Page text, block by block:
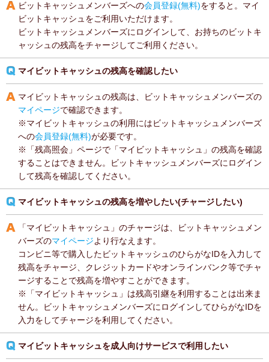
ビットキャッシュメンバーズへの会員登録(無料)をすると。マイ
ビットキャッシュをご利用いただけます。
ビットキャッシュメンバーズにログインして、お持ちのビットキ
ャッシュの残高をチャージしてご利用ください。
マイビットキャッシュの残高を確認したい
マイビットキャッシュの残高は、ビットキャッシュメンバーズの
マイページで確認できます。
※マイビットキャッシュの利用にはビットキャッシュメンバーズ
への会員登録(無料)が必要です。
※「残高照会」ページで「マイビットキャッシュ」の残高を確認
することはできません。ビットキャッシュメンバーズにログイン
して残高を確認してください。
マイビットキャッシュの残高を増やしたい(チャージしたい)
「マイビットキャッシュ」のチャージは、ビットキャッシュメン
バーズのマイページより行なえます。
コンビニ等で購入したビットキャッシュのひらがなIDを入力して
残高をチャージ、クレジットカードやオンラインバンク等でチャ
ージすることで残高を増やすことができます。
※「マイビットキャッシュ」は残高引継を利用することは出来ま
せん。ビットキャッシュメンバーズにログインしてひらがなIDを
入力をしてチャージを利用してください。
マイビットキャッシュを成人向けサービスで利用したい